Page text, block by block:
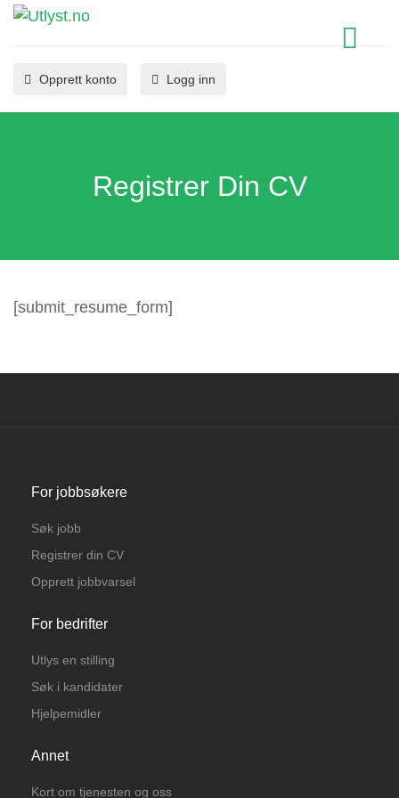
Opprett konto Logg inn
Registrer Din CV
[submit_resume_form]
For jobbsøkere
Søk jobb
Registrer din CV
Opprett jobbvarsel
For bedrifter
Utlys en stilling
Søk i kandidater
Hjelpemidler
Annet
Kort om tjenesten og oss